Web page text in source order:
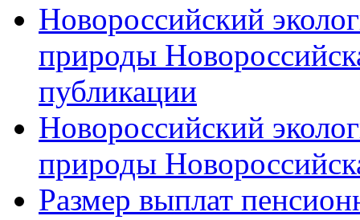
Новороссийский
природы
публикации
Новороссийский
природы
Размер выплат